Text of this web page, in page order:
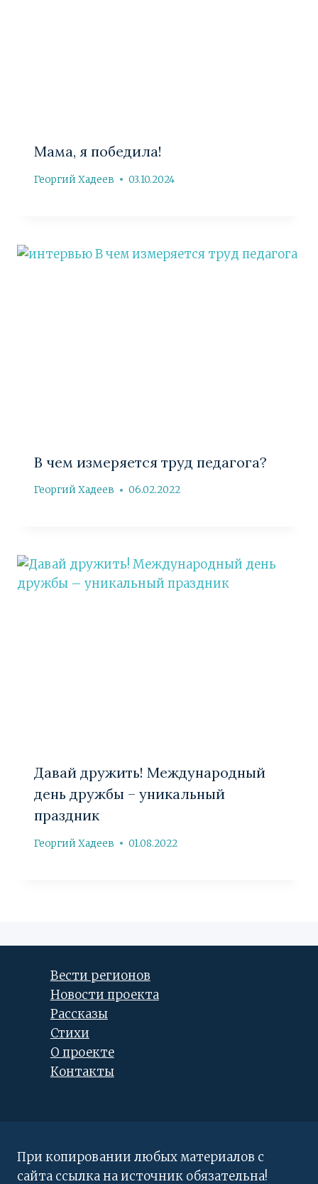
Мама, я победила!
Георгий Хадеев 03.10.2024
В чем измеряется труд педагога?
Георгий Хадеев 06.02.2022
Давай дружить! Международный
день дружбы – уникальный
праздник
Георгий Хадеев 01.08.2022
Вести регионов
Новости проекта
Рассказы
Стихи
О проекте
Контакты
При копировании любых материалов с
сайта ссылка на источник обязательна!